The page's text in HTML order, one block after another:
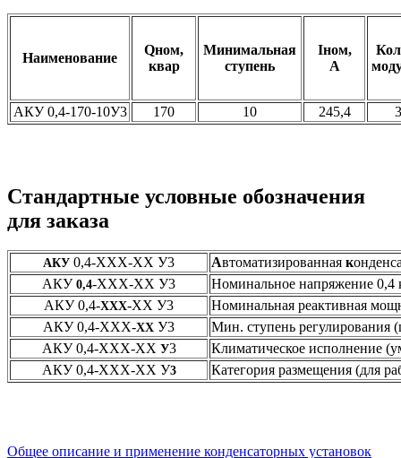
Наименование
Qном,
квар
Минимальная
ступень
Iном,
А
АКУ 0,4-170-10У3 170 10 245,4 3
Стандартные условные обозначения
для заказа
АКУ 0,4-ХХХ-ХХ У3 Автоматизированная к
АКУ 0,4-ХХХ-ХХ У3
Номинальное напряжение 0,4
АКУ 0,4-ХХХ-ХХ У3
Номинальная реактивная
АКУ 0,4-ХХХ-ХХ У3
Мин. ступень регулирования
АКУ 0,4-ХХХ-ХХ У3
Климатическое исполнение
АКУ 0,4-ХХХ-ХХ У3 Категория размещения (для
Общее описание и применение конденсаторных установок